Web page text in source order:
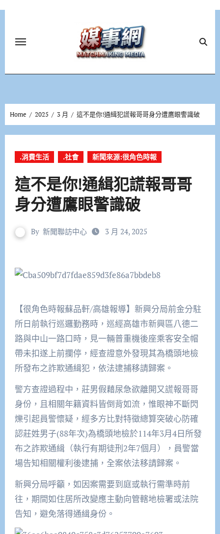
Home 2025 3 月 這不是你!通緝犯謊報哥哥身分遭鷹眼警識破
.消費生活 .社會 新聞來源:很角色時報
這不是你!通緝犯謊報哥哥
身分遭鷹眼警識破
By 新聞聯訪中心 3 月 24, 2025
【很角色時報蘇品軒/高雄報導】新興分局前金分駐
所日前執行巡邏勤務時，巡經高雄市新興區八德二
路與中山一路口時，見一輛普重機後座乘客安全帽
帶未扣遂上前攔停，經查證意外發現其為橋頭地檢
所發布之詐欺通緝犯，依法逮捕移請歸案。
警方查證過程中，莊男假藉尿急欲離開又謊報哥哥
身份，且相關年籍資料皆倒背如流，惟眼神不斷閃
爍引起員警懷疑，經多方比對特徵總算突破心防確
認莊姓男子(88年次)為橋頭地檢於114年3月4日所發
布之詐欺通緝（執行有期徒刑2年7個月），員警當
場告知相關權利後逮捕，全案依法移請歸案。
新興分局呼籲，如因案需要到庭或執行需準時前
往，期間如住居所改變應主動向管轄地檢署或法院
告知，避免落得通緝身份。